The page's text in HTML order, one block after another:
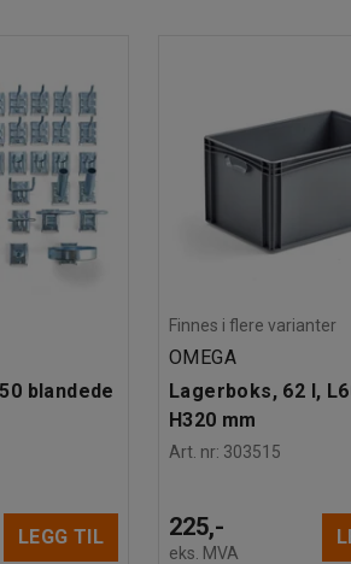
blandede
LEGG TIL
Finnes i flere varianter
OMEGA
Lagerboks, 62 l,
H320 mm
Art. nr: 303515
225,-
eks. MVA